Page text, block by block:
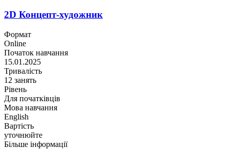
2D Концепт-художник
Формат
Online
Початок навчання
15.01.2025
Тривалість
12 занять
Рівень
Для початківців
Мова навчання
English
Вартість
уточнюйте
Більше інформації